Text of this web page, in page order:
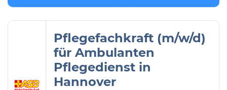
Pflegefachkraft (m/w/d)
für Ambulanten
Pflegedienst in
Hannover